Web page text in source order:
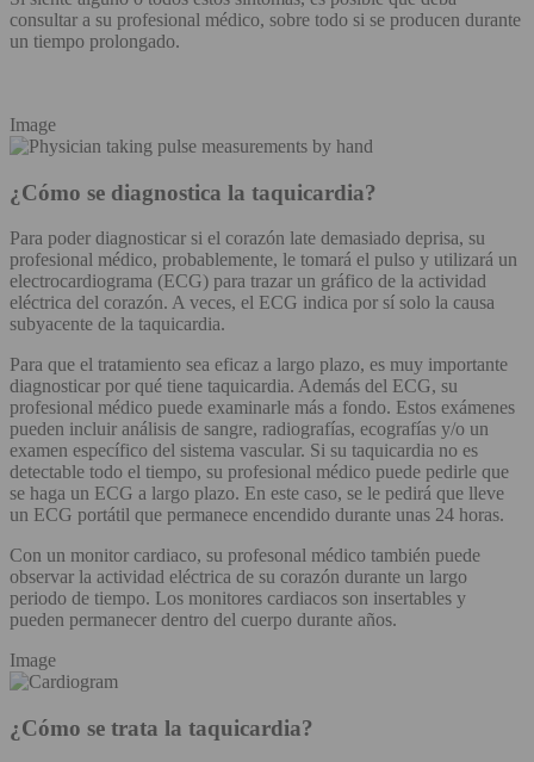
consultar a su profesional médico, sobre todo si se producen durante
un tiempo prolongado.
Image
¿Cómo se diagnostica la taquicardia?
Para poder diagnosticar si el corazón late demasiado deprisa, su
profesional médico, probablemente, le tomará el pulso y utilizará un
electrocardiograma (ECG) para trazar un gráfico de la actividad
eléctrica del corazón. A veces, el ECG indica por sí solo la causa
subyacente de la taquicardia.
Para que el tratamiento sea eficaz a largo plazo, es muy importante
diagnosticar por qué tiene taquicardia. Además del ECG, su
profesional médico puede examinarle más a fondo. Estos exámenes
pueden incluir análisis de sangre, radiografías, ecografías y/o un
examen específico del sistema vascular. Si su taquicardia no es
detectable todo el tiempo, su profesional médico puede pedirle que
se haga un ECG a largo plazo. En este caso, se le pedirá que lleve
un ECG portátil que permanece encendido durante unas 24 horas.
Con un monitor cardiaco, su profesonal médico también puede
observar la actividad eléctrica de su corazón durante un largo
periodo de tiempo. Los monitores cardiacos son insertables y
pueden permanecer dentro del cuerpo durante años.
Image
¿Cómo se trata la taquicardia?